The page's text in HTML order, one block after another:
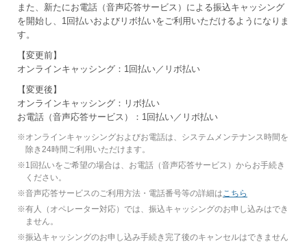
また、新たにお電話（音声応答サービス）による振込キャッシング
を開始し、1回払いおよびリボ払いをご利用いただけるようになりま
す。
【変更前】
オンラインキャッシング：1回払い／リボ払い
【変更後】
オンラインキャッシング：リボ払い
お電話（音声応答サービス）：1回払い／リボ払い
※オンラインキャッシングおよびお電話は、システムメンテナンス時間を
除き24時間ご利用いただけます。
※1回払いをご希望の場合は、お電話（音声応答サービス）からお手続き
ください。
※音声応答サービスのご利用方法・電話番号等の詳細はこちら
※有人（オペレーター対応）では、振込キャッシングのお申し込みはでき
ません。
※振込キャッシングのお申し込み手続き完了後のキャンセルはできません